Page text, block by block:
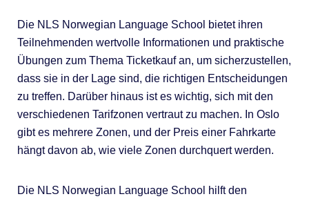
Die NLS Norwegian Language School bietet ihren
Teilnehmenden wertvolle Informationen und praktische
Übungen zum Thema Ticketkauf an, um sicherzustellen,
dass sie in der Lage sind, die richtigen Entscheidungen
zu treffen. Darüber hinaus ist es wichtig, sich mit den
verschiedenen Tarifzonen vertraut zu machen. In Oslo
gibt es mehrere Zonen, und der Preis einer Fahrkarte
hängt davon ab, wie viele Zonen durchquert werden.
Die NLS Norwegian Language School hilft den